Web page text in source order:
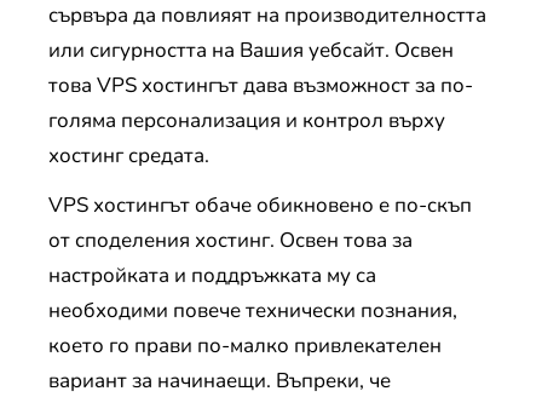
сървъра да повлияят на производителността
или сигурността на Вашия уебсайт. Освен
това VPS хостингът дава възможност за по-
голяма персонализация и контрол върху
хостинг средата.
VPS хостингът обаче обикновено е по-скъп
от споделения хостинг. Освен това за
настройката и поддръжката му са
необходими повече технически познания,
което го прави по-малко привлекателен
вариант за начинаещи. Въпреки, че